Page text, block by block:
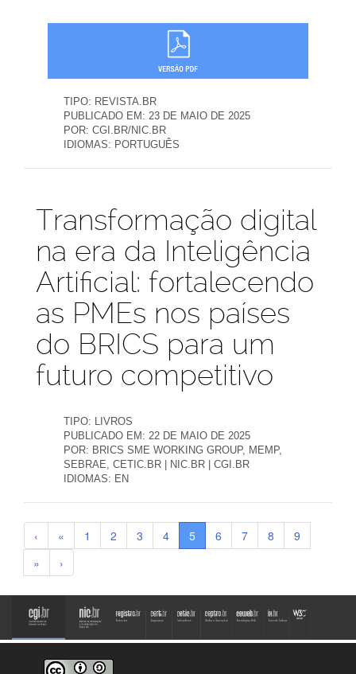
TIPO: REVISTA.BR
PUBLICADO EM: 23 DE MAIO DE 2025
POR: CGI.BR/NIC.BR
IDIOMAS: PORTUGUÊS
Publicações
Transformação digital
na era da Inteligência
Artificial: fortalecendo
as PMEs nos países
do BRICS para um
futuro competitivo
TIPO: LIVROS
PUBLICADO EM: 22 DE MAIO DE 2025
POR: BRICS SME WORKING GROUP, MEMP,
SEBRAE, CETIC.BR | NIC.BR | CGI.BR
IDIOMAS: EN
‹ « 1 2 3 4 5 6 7 8
9
»
›